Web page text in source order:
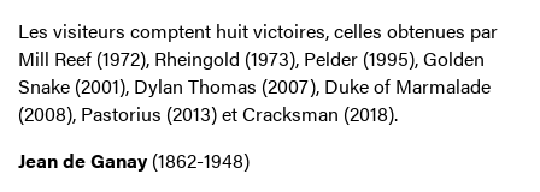
Les visiteurs comptent huit victoires, celles obtenues par
Mill Reef (1972), Rheingold (1973), Pelder (1995), Golden
Snake (2001), Dylan Thomas (2007), Duke of Marmalade
(2008), Pastorius (2013) et Cracksman (2018).
Jean de Ganay (1862-1948)